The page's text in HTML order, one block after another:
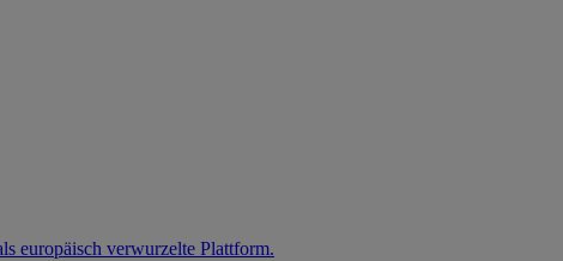
europäisch verwurzelte Plattform.